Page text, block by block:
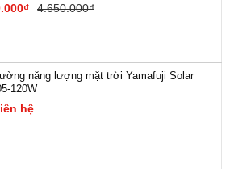
4.650.000₫
năng lượng mặt trời Yamafuji Solar
120W
hệ